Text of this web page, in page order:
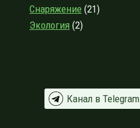
Снаряжение (21)
Экология (2)
Канал в Telegram